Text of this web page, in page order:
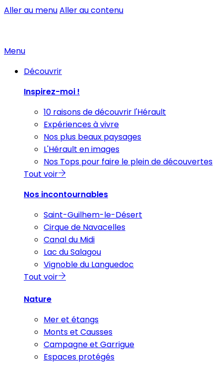
Aller au menuAller au contenu
Menu
Découvrir
Inspirez-moi !
10 raisons de découvrir l'Hérault
Expériences à vivre
Nos plus beaux paysages
L'Hérault en images
Nos Tops pour faire le plein de découvertes
Tout voir
Nos incontournables
Saint-Guilhem-le-Désert
Cirque de Navacelles
Canal du Midi
Lac du Salagou
Vignoble du Languedoc
Tout voir
Nature
Mer et étangs
Monts et Causses
Campagne et Garrigue
Espaces protégés